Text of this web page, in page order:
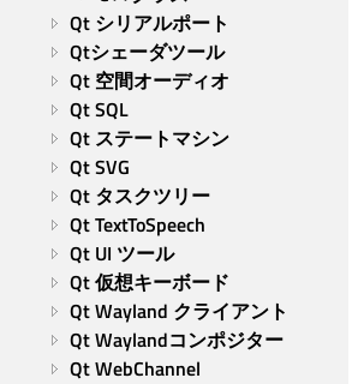
Qt シリアルポート
Qtシェーダツール
Qt 空間オーディオ
Qt SQL
Qt ステートマシン
Qt SVG
Qt タスクツリー
Qt TextToSpeech
Qt UI ツール
Qt 仮想キーボード
Qt Wayland クライアント
Qt Waylandコンポジター
Qt WebChannel